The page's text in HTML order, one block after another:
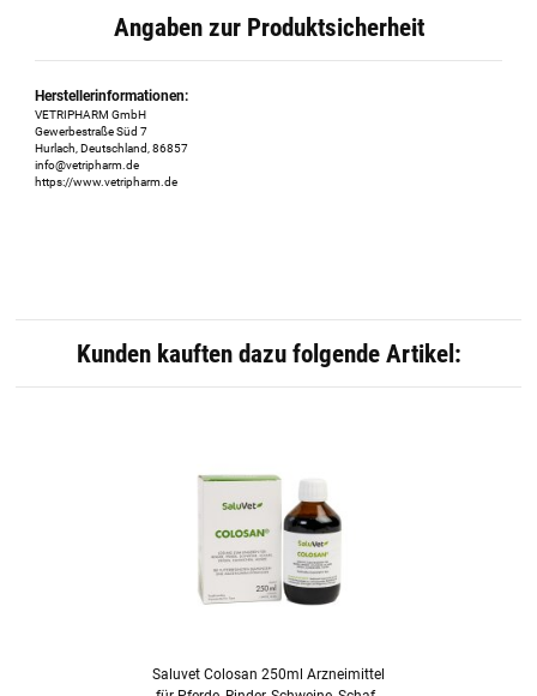
Angaben zur Produktsicherheit
Herstellerinformationen:
VETRIPHARM GmbH
Gewerbestraße Süd 7
Hurlach, Deutschland, 86857
info@vetripharm.de
https://www.vetripharm.de
Kunden kauften dazu folgende Artikel:
Saluvet Colosan 250ml Arzneimittel